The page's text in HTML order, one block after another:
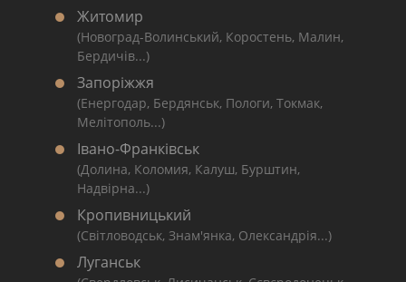
Житомир
(Новоград-Волинський, Коростень, Малин,
Бердичів...)
Запоріжжя
(Енергодар, Бердянськ, Пологи, Токмак,
Мелітополь...)
Івано-Франківськ
(Долина, Коломия, Калуш, Бурштин,
Надвірна...)
Кропивницький
(Світловодськ, Знам'янка, Олександрія...)
Луганськ